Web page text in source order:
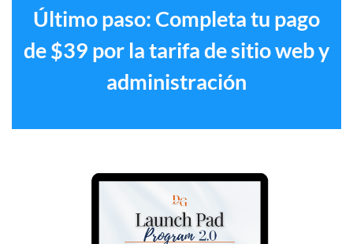
Último paso: Completa tu pago
de $39 por la tarifa de sitio web y
administración